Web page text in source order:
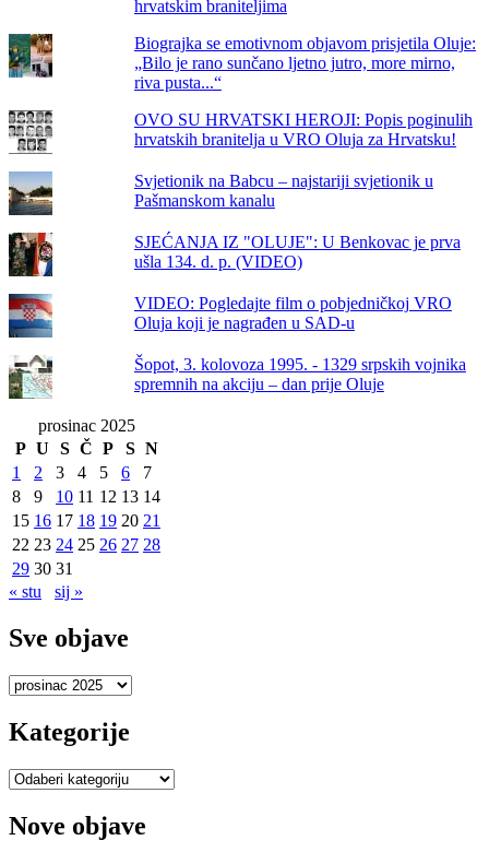
hrvatskim braniteljima
Biograjka se emotivnom objavom prisjetila Oluje:
„Bilo je rano sunčano ljetno jutro, more mirno,
riva pusta...“
OVO SU HRVATSKI HEROJI: Popis poginulih
hrvatskih branitelja u VRO Oluja za Hrvatsku!
Svjetionik na Babcu – najstariji svjetionik u
Pašmanskom kanalu
SJEĆANJA IZ "OLUJE": U Benkovac je prva
ušla 134. d. p. (VIDEO)
VIDEO: Pogledajte film o pobjedničkoj VRO
Oluja koji je nagrađen u SAD-u
Šopot, 3. kolovoza 1995. - 1329 srpskih vojnika
spremnih na akciju – dan prije Oluje
prosinac 2025
P U S Č P S N
1
2 3 4 5 6
7
8
9 10 11 12 13 14
15 16 17 18 19 20 21
22 23 24 25 26 27 28
29 30 31
« stu
sij »
Sve objave
Sve
Kategorije
Kategorije
Nove objave